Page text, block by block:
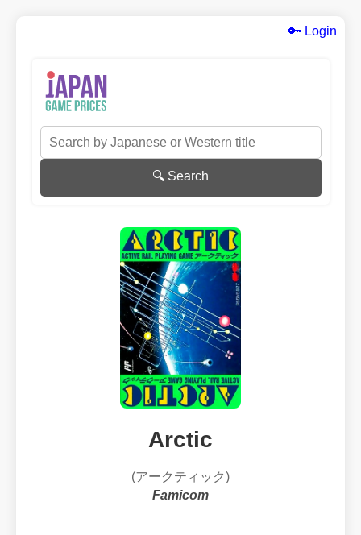
🔑 Login
🔍 Search
Arctic
(アークティック)
Famicom